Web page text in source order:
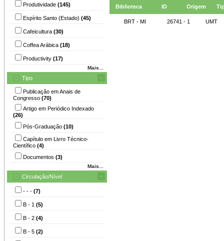
Produtividade (145)
Espírito Santo (Estado) (45)
Cafeicultura (30)
Coffea Arábica (18)
Productivity (17)
Mais...
Tipo
Publicação em Anais de
Congresso (70)
Artigo em Periódico Indexado
(26)
Pós-Graduação (10)
Capítulo em Livro Técnico-
Científico (4)
Documentos (3)
Mais...
Circulação/Nível
- - - (7)
B - 1 (5)
B - 2 (4)
B - 5 (2)
Biblioteca ID Origem
BRT - MI 26741 - 1 UMT